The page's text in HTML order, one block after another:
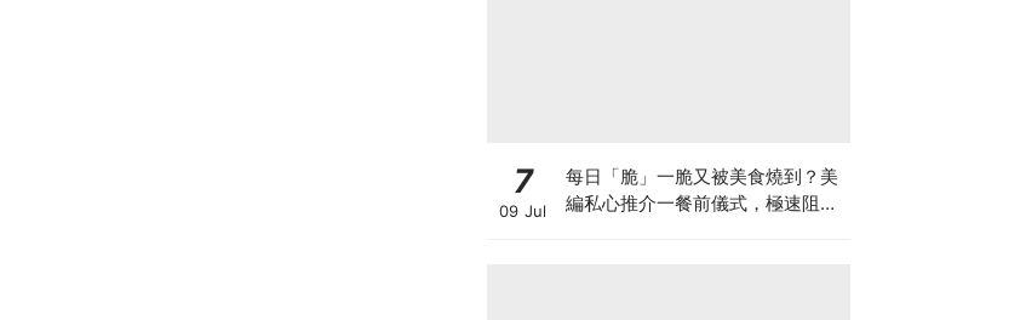
7
09 Jul
每日「脆」一脆又被美食燒到？美
編私心推介一餐前儀式，極速阻碳